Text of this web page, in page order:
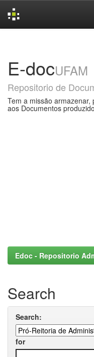
E-docUFAM
Repositorio de
Tem a missão
aos Documentos
Edoc - Repositorio
Search
Search:
for